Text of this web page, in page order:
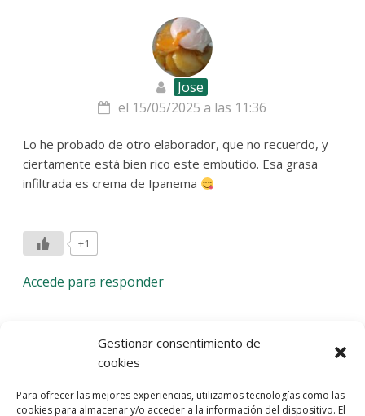
Gestionar consentimiento de
cookies
Para ofrecer las mejores experiencias, utilizamos tecnologías como las
cookies para almacenar y/o acceder a la información del dispositivo. El
Jose
el 15/05/2025 a las 11:36
Lo he probado de otro elaborador, que no recuerdo, y
ciertamente está bien rico este embutido. Esa grasa
infiltrada es crema de Ipanema
+1
Accede para responder
Deja una respuesta
comentario.